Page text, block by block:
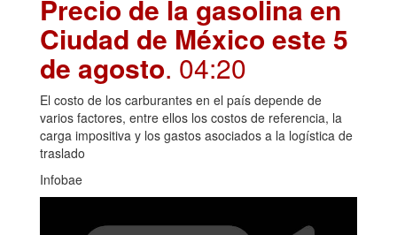
Precio de la gasolina en
Ciudad de México este 5
de agosto. 04:20
El costo de los carburantes en el país depende de
varios factores, entre ellos los costos de referencia, la
carga impositiva y los gastos asociados a la logística de
traslado
Infobae